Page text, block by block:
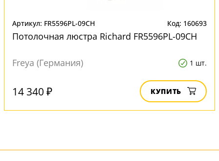
Артикул: FR5596PL-09CH Код: 160693
Потолочная люстра Richard FR5596PL-09CH
Freya (Германия) 1 шт.
14 340 ₽ КУПИТЬ